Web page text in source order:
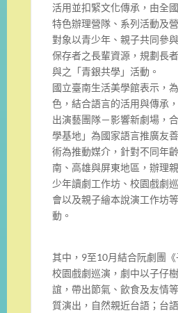
活用並扣緊文化傳承 ，由全
特色辦理營隊、系列活動及
對象以青少年、親子共同參
保存者之長輩資源，規劃長
與之「青銀共學」活動。
國立臺南生活美學館表示，
色，結合語言的活用與傳承
出演藝團隊－影響新劇場，
學基地」為國家語言推廣友
術為推動媒介，針對不同年
南、高雄與屏東地區，辦理
少年讀劇工作坊、校園戲劇
會以及親子繪本說演工作坊
動。
其中，9至10月結合阮劇團
校園戲劇巡演，劇中以子仔
誼，帶出節氣、飲食及友情
質演出，自然親近台語；台